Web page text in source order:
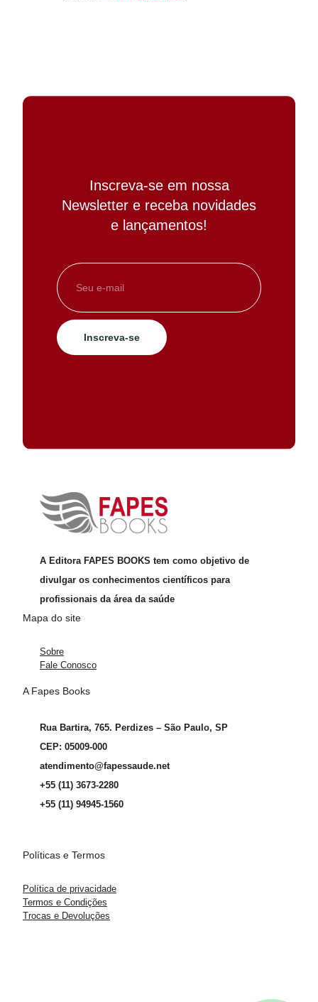
Inscreva-se em nossa
Newsletter e receba novidades
e lançamentos!
Inscreva-se
A Editora FAPES BOOKS tem como objetivo de
divulgar os conhecimentos científicos para
profissionais da área da saúde
Mapa do site
Sobre
Fale Conosco
A Fapes Books
Rua Bartira, 765. Perdizes – São Paulo, SP
CEP: 05009-000
atendimento@fapessaude.net
+55 (11) 3673-2280
+55 (11) 94945-1560
Políticas e Termos
Política de privacidade
Termos e Condições
Trocas e Devoluções